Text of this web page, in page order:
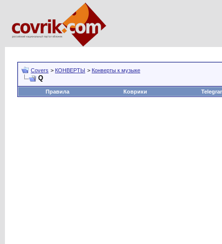
Covers > КОНВЕРТЫ > Конверты к музыке
Q
Правила Коврики